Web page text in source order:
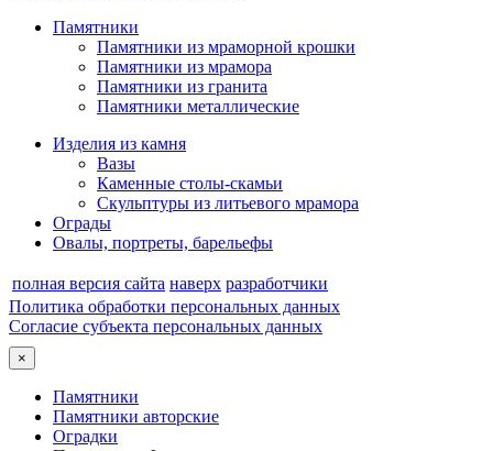
Памятники
Памятники из мраморной крошки
Памятники из мрамора
Памятники из гранита
Памятники металлические
Изделия из камня
Вазы
Каменные столы-скамьи
Скульптуры из литьевого мрамора
Ограды
Овалы, портреты, барельефы
полная версия сайта наверх разработчики
Политика обработки персональных данных
Согласие субъекта персональных данных
×
Памятники
Памятники авторские
Оградки